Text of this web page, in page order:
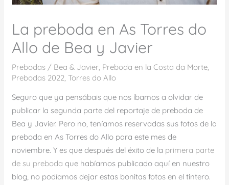
La preboda en As Torres do
Allo de Bea y Javier
Prebodas / Bea & Javier, Preboda en la Costa da Morte,
Prebodas 2022, Torres do Allo
Seguro que ya pensábais que nos íbamos a olvidar de
publicar la segunda parte del reportaje de preboda de
Bea y Javier. Pero no, teníamos reservadas sus fotos de la
preboda en As Torres do Allo para este mes de
noviembre. Y es que después del éxito de la primera parte
de su preboda que habíamos publicado aquí en nuestro
blog, no podíamos dejar estas bonitas fotos en el tintero.